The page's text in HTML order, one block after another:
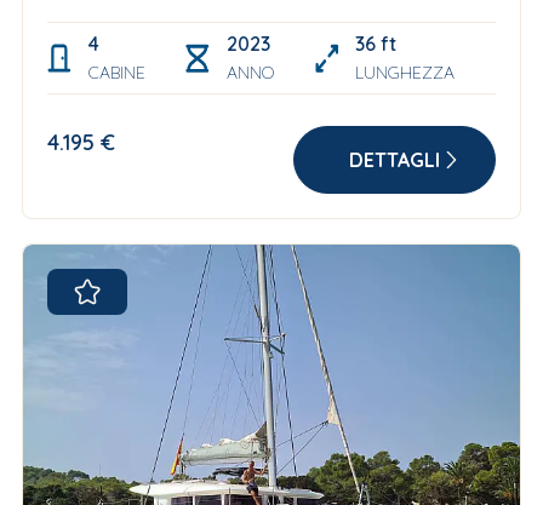
4
CABINE
2023
ANNO
36 ft
LUNGHEZZA
4.195 €
DETTAGLI